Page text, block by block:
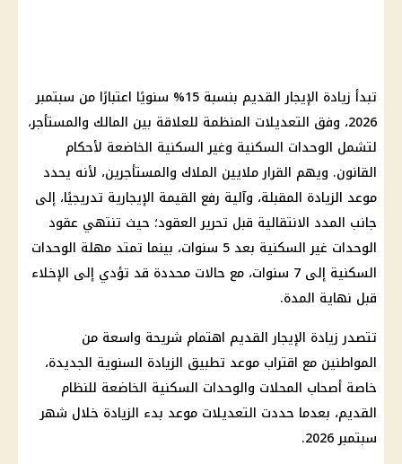
تبدأ زيادة الإيجار القديم بنسبة 15% سنويًا اعتبارًا من سبتمبر
2026، وفق التعديلات المنظمة للعلاقة بين المالك والمستأجر،
لتشمل الوحدات السكنية وغير السكنية الخاضعة لأحكام
القانون. ويهم القرار ملايين الملاك والمستأجرين، لأنه يحدد
موعد الزيادة المقبلة، وآلية رفع القيمة الإيجارية تدريجيًا، إلى
جانب المدد الانتقالية قبل تحرير العقود؛ حيث تنتهي عقود
الوحدات غير السكنية بعد 5 سنوات، بينما تمتد مهلة الوحدات
السكنية إلى 7 سنوات، مع حالات محددة قد تؤدي إلى الإخلاء
قبل نهاية المدة.
تتصدر زيادة الإيجار القديم اهتمام شريحة واسعة من
المواطنين مع اقتراب موعد تطبيق الزيادة السنوية الجديدة،
خاصة أصحاب المحلات والوحدات السكنية الخاضعة للنظام
القديم، بعدما حددت التعديلات موعد بدء الزيادة خلال شهر
سبتمبر 2026.